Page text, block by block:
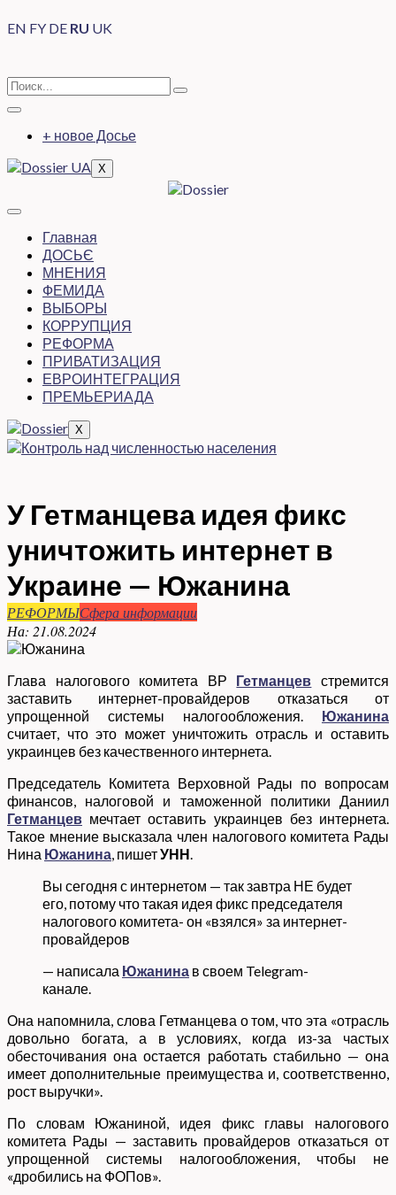
EN FY DE RU UK
+ новое Досье
X
Главная
ДОСЬЄ
МНЕНИЯ
ФЕМИДА
ВЫБОРЫ
КОРРУПЦИЯ
РЕФОРМА
ПРИВАТИЗАЦИЯ
ЕВРОИНТЕГРАЦИЯ
ПРЕМЬЕРИАДА
X
У Гетманцева идея фикс
уничтожить интернет в
Украине — Южанина
РЕФОРМЫСфера информации
На: 21.08.2024
Глава налогового комитета ВР Гетманцев стремится
заставить интернет-провайдеров отказаться от
упрощенной системы налогообложения. Южанина
считает, что это может уничтожить отрасль и оставить
украинцев без качественного интернета.
Председатель Комитета Верховной Рады по вопросам
финансов, налоговой и таможенной политики Даниил
Гетманцев мечтает оставить украинцев без интернета.
Такое мнение высказала член налогового комитета Рады
Нина Южанина, пишетУНН.
Вы сегодня с интернетом — так завтра НЕ будет
его, потому что такая идея фикс председателя
налогового комитета- он «взялся» за интернет-
провайдеров
— написала Южанина в своем Telegram-
канале.
Она напомнила, слова Гетманцева о том, что эта «отрасль
довольно богата, а в условиях, когда из-за частых
обесточивания она остается работать стабильно — она
имеет дополнительные преимущества и, соответственно,
рост выручки».
По словам Южаниной, идея фикс главы налогового
комитета Рады — заставить провайдеров отказаться от
упрощенной системы налогообложения, чтобы не
«дробились на ФОПов».